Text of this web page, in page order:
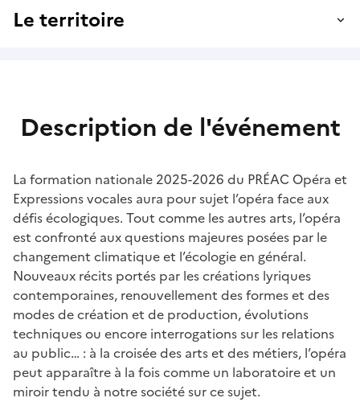
Le territoire
Description de l'événement
La formation nationale 2025-2026 du PRÉAC Opéra et
Expressions vocales aura pour sujet l’opéra face aux
défis écologiques. Tout comme les autres arts, l’opéra
est confronté aux questions majeures posées par le
changement climatique et l’écologie en général.
Nouveaux récits portés par les créations lyriques
contemporaines, renouvellement des formes et des
modes de création et de production, évolutions
techniques ou encore interrogations sur les relations
au public… : à la croisée des arts et des métiers, l’opéra
peut apparaître à la fois comme un laboratoire et un
miroir tendu à notre société sur ce sujet.